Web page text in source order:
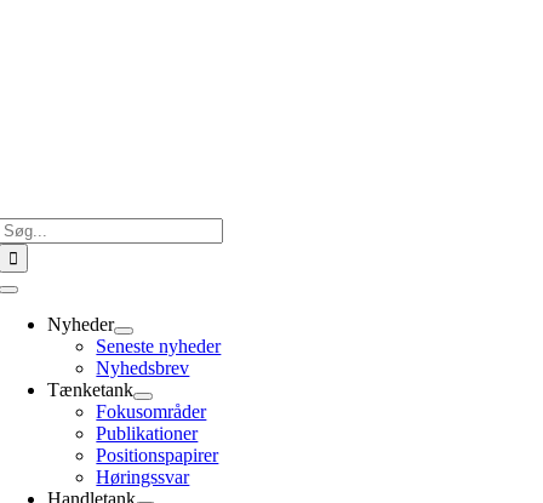
Toggle
NavigationNyheder
Seneste nyheder
Nyhedsbrev
Tænketank
Fokusområder
Publikationer
Positionspapirer
Høringssvar
Handletank